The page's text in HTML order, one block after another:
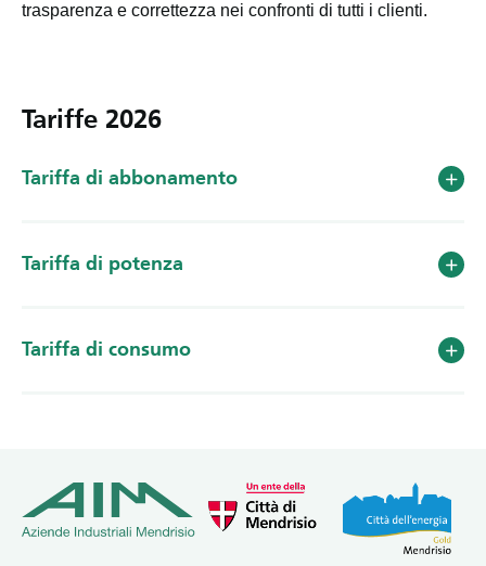
trasparenza e correttezza nei confronti di tutti i clienti.
Tariffe 2026
Tariffa di abbonamento
Tariffa di potenza
Tariffa di consumo